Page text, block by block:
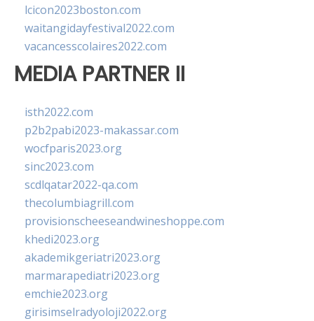
lcicon2023boston.com
waitangidayfestival2022.com
vacancesscolaires2022.com
MEDIA PARTNER II
isth2022.com
p2b2pabi2023-makassar.com
wocfparis2023.org
sinc2023.com
scdlqatar2022-qa.com
thecolumbiagrill.com
provisionscheeseandwineshoppe.com
khedi2023.org
akademikgeriatri2023.org
marmarapediatri2023.org
emchie2023.org
girisimselradyoloji2022.org